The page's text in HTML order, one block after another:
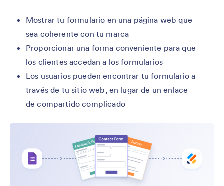
Mostrar tu formulario en una página web que
sea coherente con tu marca
Proporcionar una forma conveniente para que
los clientes accedan a los formularios
Los usuarios pueden encontrar tu formulario a
través de tu sitio web, en lugar de un enlace
de compartido complicado